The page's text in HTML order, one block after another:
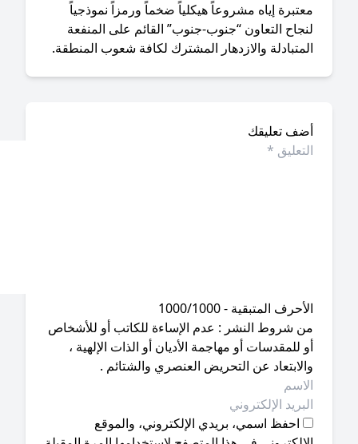
إياه مشروعاً هيكلياً ضخماً ورمزاً نموذجياً
التعاون “جنوب-جنوب” القائم على المنفعة
والازدهار المشترك لكافة شعوب المنطقة.
تعليقك
المتبقية - 1000/1000
شروط النشر : عدم الإساءة للكاتب أو للأشخاص
للمقدسات أو مهاجمة الأديان أو الذات الإلهية ،
عن التحريض العنصري والشتائم .
احفظ اسمي، بريدي الإلكتروني، والموقع